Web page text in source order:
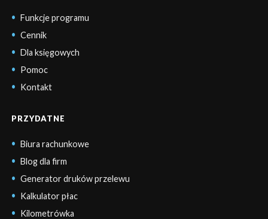
Funkcje programu
Cennik
Dla księgowych
Pomoc
Kontakt
PRZYDATNE
Biura rachunkowe
Blog dla firm
Generator druków przelewu
Kalkulator płac
Kilometrówka